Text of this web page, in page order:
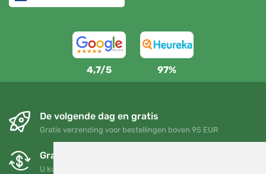
4,7/5 97%
De volgende dag en gratis
Gratis verzending voor bestellingen boven 95 EUR
Gratis ruilen en retourneren
U kunt uw bestelling op elk gewenst moment binnen 90